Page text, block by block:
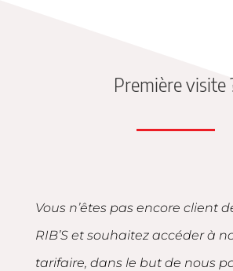
Première visite
Vous n’êtes pas encore client
RIB’S et souhaitez accéder à
tarifaire, dans le but de nous